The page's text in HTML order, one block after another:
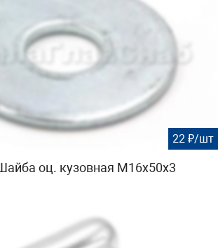
22 ₽/шт
оц. кузовная М16х50х3